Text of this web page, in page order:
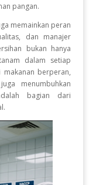
pangan.
memainkan peran
dan manajer
bukan hanya
dalam setiap
berperan,
menumbuhkan
bagian dari